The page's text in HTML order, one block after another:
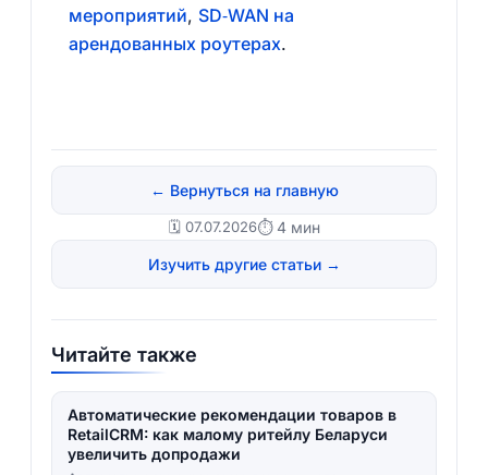
мероприятий, SD‑WAN на
арендованных роутерах.
← Вернуться на главную
🗓️ 07.07.2026⏱ 4 мин
Изучить другие статьи →
Читайте также
Автоматические рекомендации товаров в
RetailCRM: как малому ритейлу Беларуси
увеличить допродажи